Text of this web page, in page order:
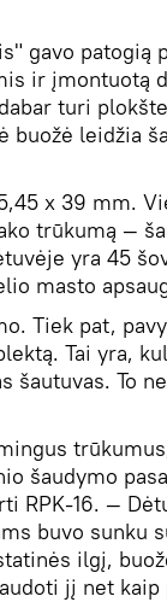
gavo patogią
ir įmontuotą
turi
buožė leidžia
x 39 mm.
trūkumą —
yra 45
masto
Tiek pat,
Tai yra,
šautuvas. To
šaudymo
RPK-16. —
buvo sunku
ilgį,
jį net kaip